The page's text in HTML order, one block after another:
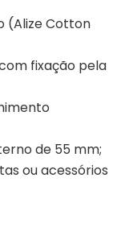
(Alize Cotton
fixação pela
de 55 mm;
ou acessórios